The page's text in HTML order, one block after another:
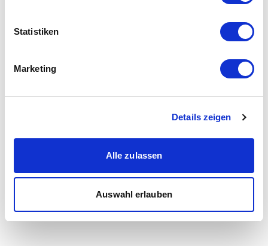
Statistiken
Marketing
Details zeigen
Alle zulassen
Auswahl erlauben